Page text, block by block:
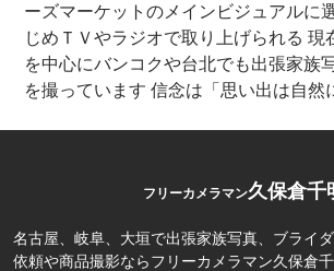
ーズマーケットのメインビジュアルに
じめＴＶやラジオで取り上げられる 現
を中心にバンコクや台北でも出張家族
を撮っています 信念は「思い出は自然
フリーカメラマン久保倉千
名古屋、岐阜、大垣で出張家族写真、ブライ
依頼や商品撮影ならフリーカメラマン久保倉